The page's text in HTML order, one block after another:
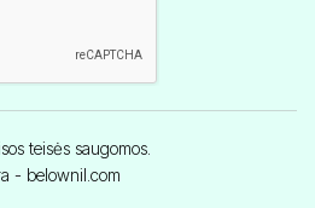
teisės saugomos.
- belownil.com